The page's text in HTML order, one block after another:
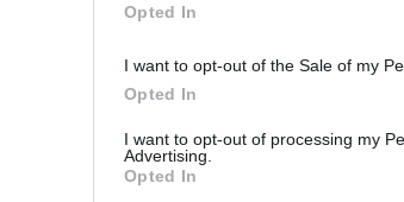
Opted In
I want to opt-out of the Sale of my
Opted In
I want to opt-out of processing my
Advertising.
Opted In